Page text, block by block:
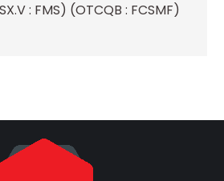
: FMS) (OTCQB : FCSMF)